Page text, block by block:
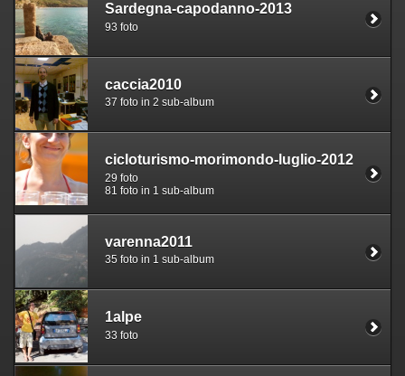
Sardegna-capodanno-2013
93 foto
caccia2010
37 foto in 2 sub-album
cicloturismo-morimondo-luglio-2012
29 foto
81 foto in 1 sub-album
varenna2011
35 foto in 1 sub-album
1alpe
33 foto